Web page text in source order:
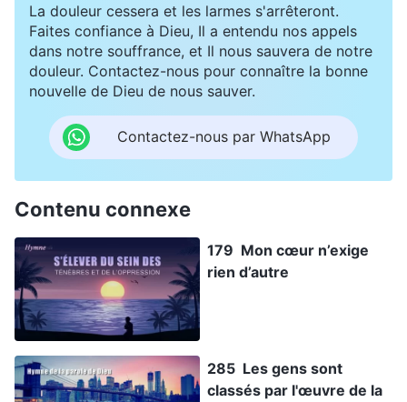
La douleur cessera et les larmes s'arrêteront.
Faites confiance à Dieu, Il a entendu nos appels
dans notre souffrance, et Il nous sauvera de notre
douleur. Contactez-nous pour connaître la bonne
nouvelle de Dieu de nous sauver.
Contactez-nous par WhatsApp
Contenu connexe
179 Mon cœur n’exige
rien d’autre
285 Les gens sont
classés par l'œuvre de la